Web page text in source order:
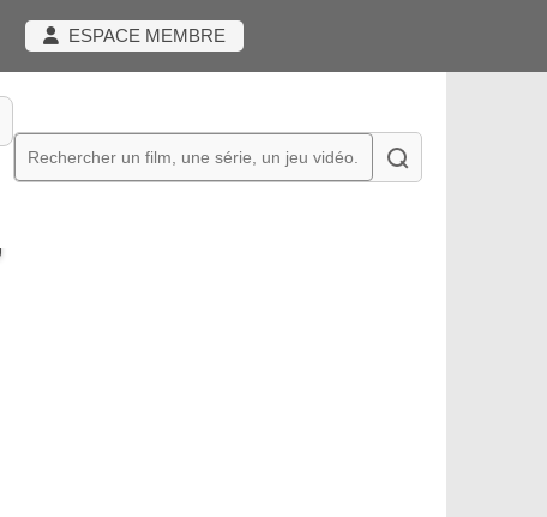
ESPACE MEMBRE